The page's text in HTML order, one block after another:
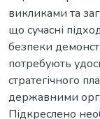
викликами та
що сучасні
безпеки
потребують
стратегічного
державними
Підкреслено